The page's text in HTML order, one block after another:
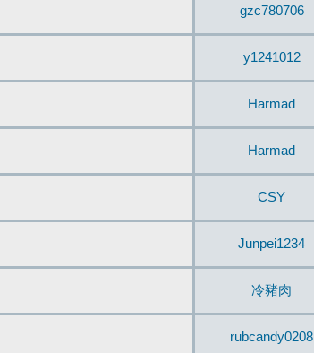
gzc780706
y1241012
Harmad
Harmad
CSY
Junpei1234
冷豬肉
rubcandy0208